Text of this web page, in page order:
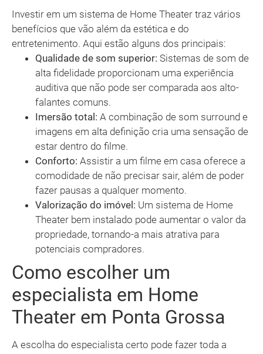
Investir em um sistema de Home Theater traz vários
benefícios que vão além da estética e do
entretenimento. Aqui estão alguns dos principais:
Qualidade de som superior: Sistemas de som de
alta fidelidade proporcionam uma experiência
auditiva que não pode ser comparada aos alto-
falantes comuns.
Imersão total: A combinação de som surround e
imagens em alta definição cria uma sensação de
estar dentro do filme.
Conforto: Assistir a um filme em casa oferece a
comodidade de não precisar sair, além de poder
fazer pausas a qualquer momento.
Valorização do imóvel: Um sistema de Home
Theater bem instalado pode aumentar o valor da
propriedade, tornando-a mais atrativa para
potenciais compradores.
Como escolher um
especialista em Home
Theater em Ponta Grossa
A escolha do especialista certo pode fazer toda a